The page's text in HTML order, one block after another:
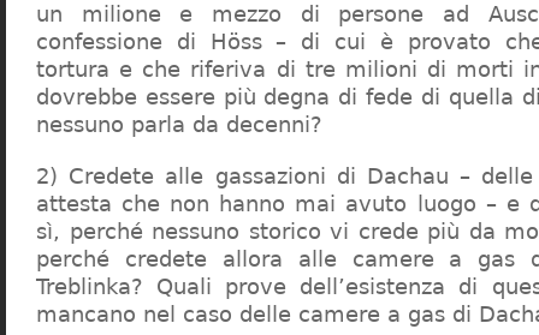
un milione e mezzo di persone ad
confessione di Höss – di cui è provato
tortura e che riferiva di tre milioni di morti
dovrebbe essere più degna di fede di quella
nessuno parla da decenni?
2) Credete alle gassazioni di Dachau –
attesta che non hanno mai avuto luogo – e
sì, perché nessuno storico vi crede più da
perché credete allora alle camere a gas
Treblinka? Quali prove dell’esistenza di
mancano nel caso delle camere a gas di